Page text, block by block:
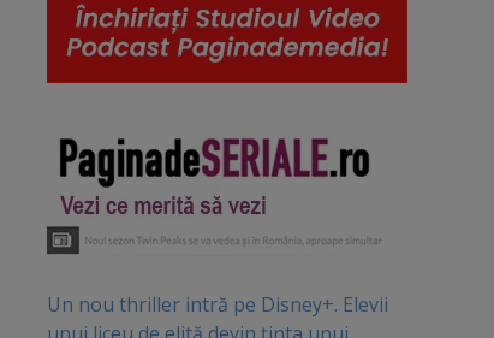
Un nou thriller intră pe Disney+. Elevii